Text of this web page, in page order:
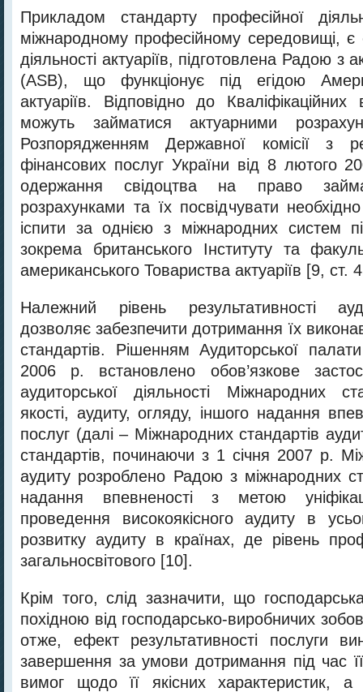
Прикладом стандарту професійної
міжнародному професійному середовищі, є
діяльності актуаріїв, підготовлена Радою з
(ASB), що функціонує під егідою
актуаріїв. Відповідно до
можуть займатися актуарними
Розпорядженням Державної комісії з
фінансових послуг України від 8
одержання свідоцтва на право
розрахунками та їх посвідчувати необхідно
іспити за однією з міжнародних систем
зокрема британського Інституту та
американського Товариства актуаріїв [9, ст.
Належний рівень результативності
дозволяє забезпечити дотримання їх
стандартів. Рішенням Аудиторської
2006 р. встановлено обов’язкове
аудиторської діяльності Міжнародних
якості, аудиту, огляду, іншого надання
послуг (далі – Міжнародних стандартів
стандартів, починаючи з 1 січня 2007 р.
аудиту розроблено Радою з міжнародних
надання впевненості з метою
проведення високоякісного аудиту в
розвитку аудиту в країнах, де рівень
загальносвітового [10].
Крім того, слід зазначити, що
похідною від господарсько-виробничих
отже, ефект результативності послуги
завершення за умови дотримання під час
вимог щодо її якісних характеристик,